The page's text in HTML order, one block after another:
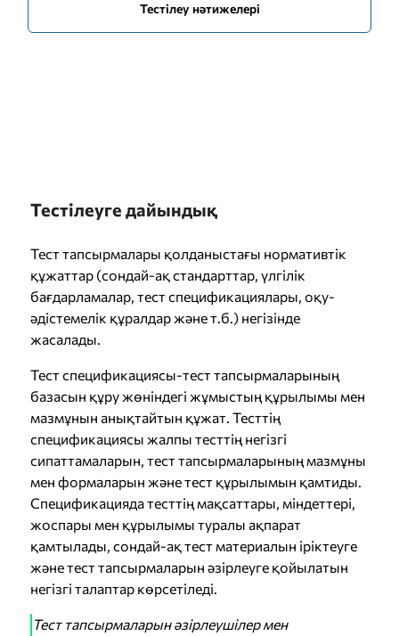
Тестілеу нәтижелері
Тестілеуге дайындық
Тест тапсырмалары қолданыстағы нормативтік
құжаттар (сондай-ақ стандарттар, үлгілік
бағдарламалар, тест спецификациялары, оқу-
әдістемелік құралдар және т.б.) негізінде
жасалады.
Тест спецификациясы-тест тапсырмаларының
базасын құру жөніндегі жұмыстың құрылымы мен
мазмұнын анықтайтын құжат. Тесттің
спецификациясы жалпы тесттің негізгі
сипаттамаларын, тест тапсырмаларының мазмұны
мен формаларын және тест құрылымын қамтиды.
Спецификацияда тесттің мақсаттары, міндеттері,
жоспары мен құрылымы туралы ақпарат
қамтылады, сондай-ақ тест материалын іріктеуге
және тест тапсырмаларын әзірлеуге қойылатын
негізгі талаптар көрсетіледі.
Тест тапсырмаларын әзірлеушілер мен